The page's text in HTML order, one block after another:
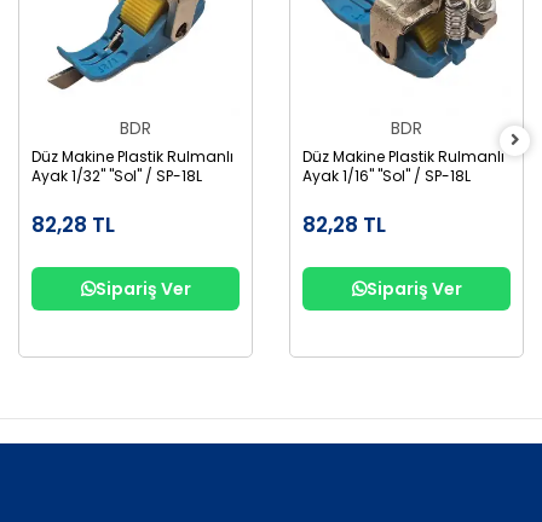
BDR
Düz Makine Plastik Rulmanlı
Ayak 1/32" "Sol" / SP-18L
82,28 TL
Sipariş Ver
BDR
Düz Makine Plastik Rulmanlı
Ayak 1/16" "Sol" / SP-18L
82,28 TL
Sipariş Ver